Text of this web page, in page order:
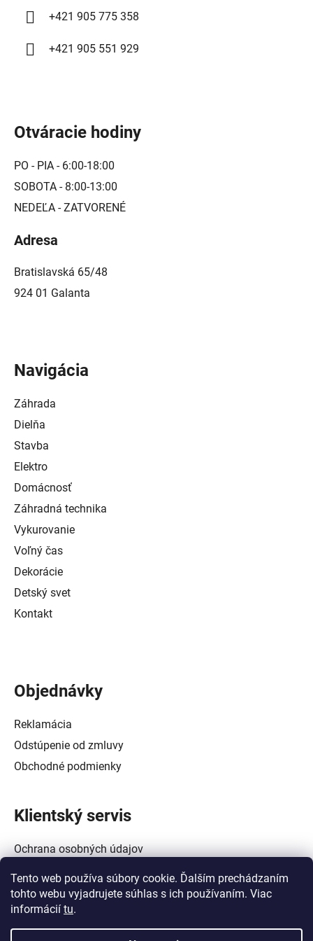
Tento web používa súbory cookie. Ďalším prechádzaním
tohto webu vyjadrujete súhlas s ich používaním. Viac
informácií tu.
+421 905 775 358
+421 905 551 929
Otváracie hodiny
PO - PIA - 6:00-18:00
SOBOTA - 8:00-13:00
NEDEĽA - ZATVORENÉ
Adresa
Bratislavská 65/48
924 01 Galanta
Navigácia
Záhrada
Dielňa
Stavba
Elektro
Domácnosť
Záhradná technika
Vykurovanie
Voľný čas
Dekorácie
Detský svet
Kontakt
Objednávky
Reklamácia
Odstúpenie od zmluvy
Obchodné podmienky
Klientský servis
Ochrana osobných údajov
Alternatívne riešenie spotrebiteľských sporov
Zásady používania súborov cookie (EÚ)